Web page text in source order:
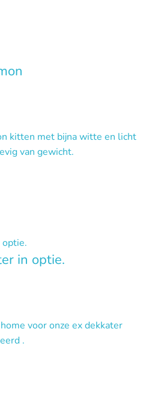
kitten met bijna witte en licht
van gewicht.
in optie.
voor onze ex dekkater
.